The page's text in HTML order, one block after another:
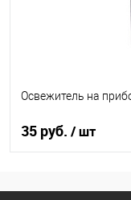
Освежитель на
35 руб. / шт